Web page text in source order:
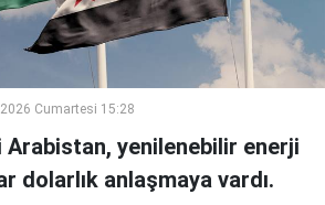
Cumartesi 15:28
Arabistan, yenilenebilir enerji
dolarlık anlaşmaya vardı.